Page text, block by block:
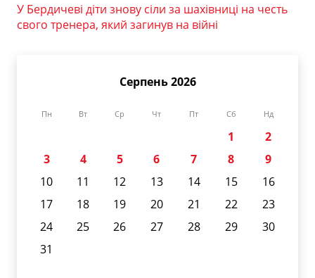
У Бердичеві діти знову сіли за шахівниці на честь
свого тренера, який загинув на війні
Серпень 2026
Пн Вт Ср Чт Пт Сб Нд
1
2
3
4 5 6 7 8
9
10
11 12 13 14 15
16
17
18 19 20 21 22
23
24
25 26 27 28 29
30
31